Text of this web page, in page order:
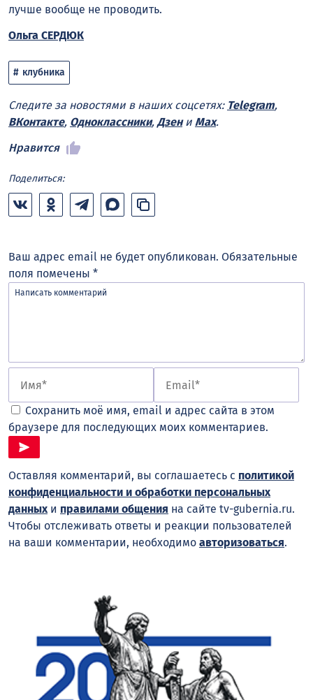
лучше вообще не проводить.
Ольга СЕРДЮК
клубника
Следите за новостями в наших соцсетях: Telegram,
ВКонтакте, Одноклассники, Дзени Max.
Нравится
Поделиться:
Ваш адрес email не будет опубликован. Обязательные
поля помечены *
Сохранить моё имя, email и адрес сайта в этом
браузере для последующих моих комментариев.
Оставляя комментарий, вы соглашаетесь с политикой
конфиденциальности и обработки персональных
данныхи правилами общения на сайте tv-gubernia.ru.
Чтобы отслеживать ответы и реакции пользователей
на ваши комментарии, необходимо авторизоваться.